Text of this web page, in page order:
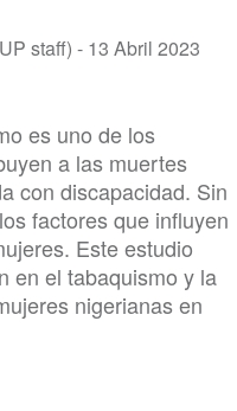
staff) - 13 Abril 2023
es uno de los
a las muertes
con discapacidad. Sin
factores que influyen
Este estudio
en el tabaquismo y la
nigerianas en